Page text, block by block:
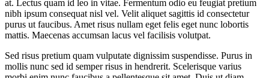
at. Lectus quam id leo in vitae. Fermentum odio eu feugiat pretium
nibh ipsum consequat nisl vel. Velit aliquet sagittis id consectetur
purus ut faucibus. Amet risus nullam eget felis eget nunc lobortis
mattis. Maecenas accumsan lacus vel facilisis volutpat.
Sed risus pretium quam vulputate dignissim suspendisse. Purus in
mollis nunc sed id semper risus in hendrerit. Scelerisque varius